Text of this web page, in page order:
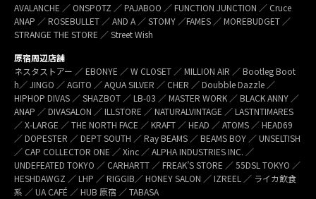
AVALANCHE ／ ONSPOTZ ／ PAJABOO ／ FUNCTION JUNCTION ／ Cruce
ANAP ／ ROSEBULLET ／ AND A ／ STOMY ／FAMES ／ MOREBUDGET ／
STRANGE THE STORE ／ Street Wish
原宿周辺店舗
ネスタストアー ／ EBONYE ／ W CLOSET ／ MILLION AIR ／ Bootleg Boot
h／ JINGO ／ AGITO ／ AQUA SILVER ／ CHER ／ Doubble Dazzle ／
HIPHOP DIVAS ／ SHAZBOT ／ LB-03 ／ MASTER WORK ／ BLACK ANNY ／
ANAP ／ DIVASALON ／ ILLSTORE ／ NATURALVINTAGE ／ LASTNTIMARES
／ X-LARGE ／ THE NORTH FACE ／ KRAFT ／ HEAD ／ ATOMS ／ HEAD69
／ DOPESTER ／ DEPT SOUTH ／ Ray BEAMS ／ BEAMS BOY ／ UNSELTISH
／ CAP COLLECTOR ONE ／ Xinc ／ ALPHA INDUSTRIES INC. ／
UNDEFEATED TOKYO ／ CARHARTT ／ FREAK’S STORE ／ 55DSL TOKYO ／
HESHDAWGZ ／ LHP ／ RIGGIB／ HONEY SALON ／ IZREEL ／ ライカ飲食
系 ／ UA CAFÉ ／ HUB 原宿 ／ TABASA